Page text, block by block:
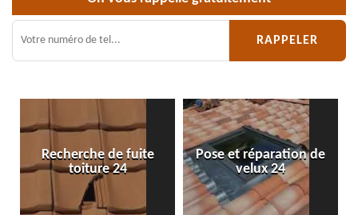
Recherche de fuite
toiture 24
Pose et réparation de
velux 24